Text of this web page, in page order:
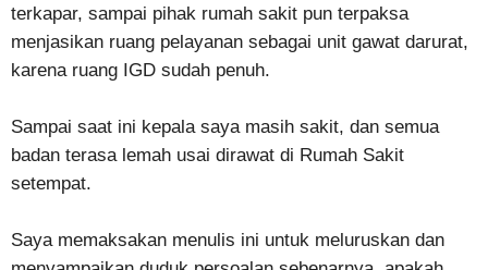
terkapar, sampai pihak rumah sakit pun terpaksa
menjasikan ruang pelayanan sebagai unit gawat darurat,
karena ruang IGD sudah penuh.
Sampai saat ini kepala saya masih sakit, dan semua
badan terasa lemah usai dirawat di Rumah Sakit
setempat.
Saya memaksakan menulis ini untuk meluruskan dan